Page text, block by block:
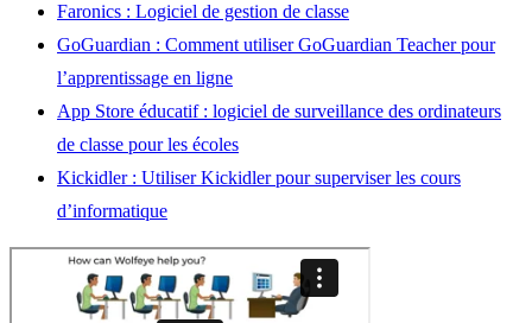
Faronics : Logiciel de gestion de classe
GoGuardian : Comment utiliser GoGuardian Teacher pour
l’apprentissage en ligne
App Store éducatif : logiciel de surveillance des ordinateurs
de classe pour les écoles
Kickidler : UtiliserKickidlerpour superviser les cours
d’informatique